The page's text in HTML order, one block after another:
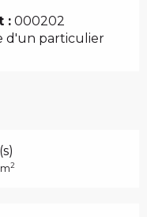
: 000202
d'un particulier
2